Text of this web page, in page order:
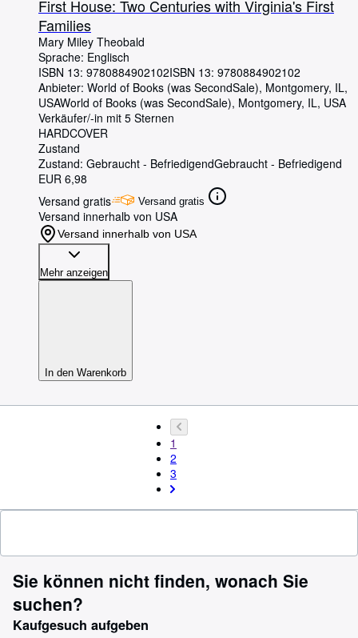
First House: Two Centuries with Virginia's First
Families
Mary Miley Theobald
Sprache: Englisch
ISBN 13: 9780884902102ISBN 13: 9780884902102
Anbieter: World of Books (was SecondSale), Montgomery, IL,
USAWorld of Books (was SecondSale), Montgomery, IL, USA
Verkäufer/-in mit 5 Sternen
HARDCOVER
Zustand
Zustand: Gebraucht - BefriedigendGebraucht - Befriedigend
EUR 6,98
Versand gratis
Versand gratis
Versand innerhalb von USA
Versand innerhalb von USA
Mehr anzeigen
In den Warenkorb
1
2
3
Sie können nicht finden, wonach Sie
suchen?
Kaufgesuch aufgeben